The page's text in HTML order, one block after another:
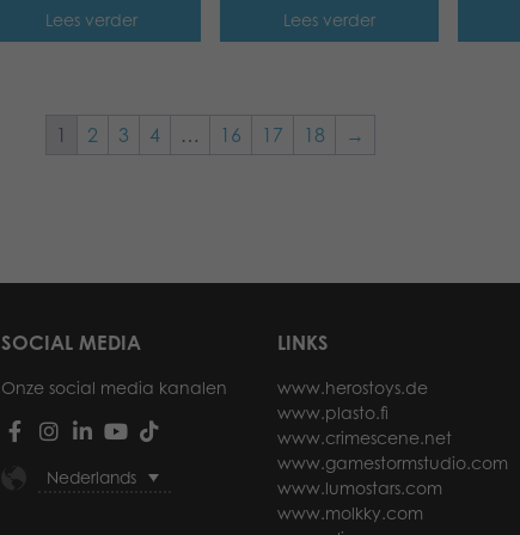
Lees verder Lees verder
1 2 3 4 … 16 17 18 →
SOCIAL MEDIA
Onze social media kanalen
Nederlands
LINKS
www.herostoys.de
www.plasto.fi
www.crimescene.net
www.gamestormstudio.com
www.lumostars.com
www.molkky.com